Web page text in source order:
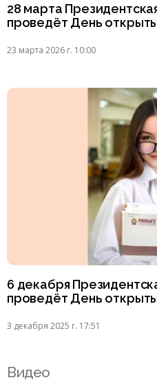
28 марта
проведёт День
23 марта 2026 г. 10:00
6 декабря
проведёт День
3 декабря 2025 г. 17:51
Видео